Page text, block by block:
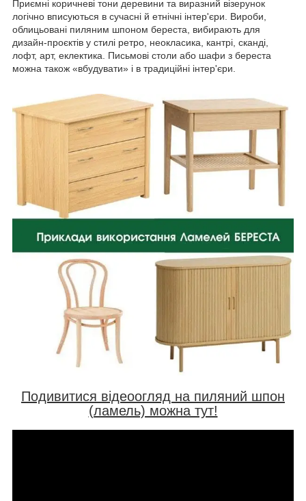
Приємні коричневі тони деревини та виразний візерунок
логічно вписуються в сучасні й етнічні інтер'єри. Вироби,
облицьовані пиляним шпоном береста, вибирають для
дизайн-проєктів у стилі ретро, ​​неокласика, кантрі, сканді,
лофт, арт, еклектика. Письмові столи або шафи з береста
можна також «вбудувати» і в традиційні інтер'єри.
Подивитися відеоогляд на пиляний шпон
(ламель) можна тут!